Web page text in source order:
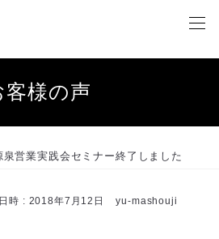
客様の声
営業実践会セミナー終了しました
時 : 2018年7月12日 yu-mashouji